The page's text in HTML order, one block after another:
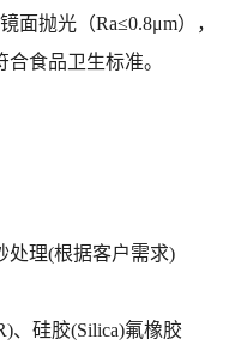
面抛光（Ra≤0.8μm），
食品卫生标准。
处理(根据客户需求)
、 硅胶(Silica)氟橡胶